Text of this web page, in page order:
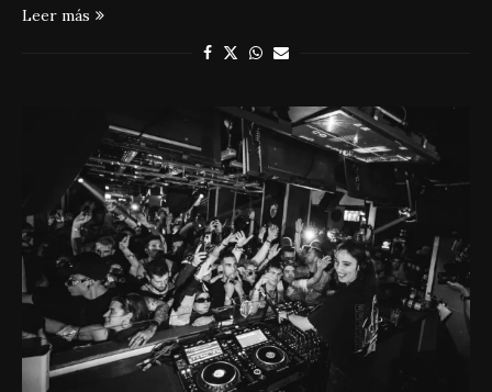
Leer más